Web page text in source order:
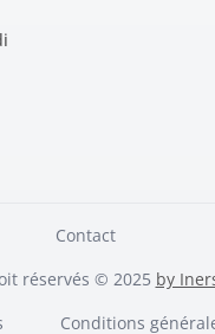
Contact
réservés © 2025 by
Conditions